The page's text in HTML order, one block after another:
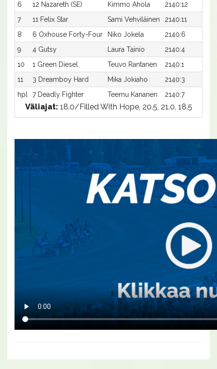
6
12 Nazareth (SE) Kimmo Ahola 2140:12
7
11 Felix Star Sami Vehviläinen 2140:11
8
6 Oxhouse Forty-Four Niko Jokela 2140:6
9
4 Gutsy Laura Tainio 2140:4
10
1 Green Diesel Teuvo Rantanen 2140:1
11
3 Dreamboy Hard Mika Jokiaho 2140:3
hpl
7 Deadly Fighter Teemu Kananen 2140:7
Väliajat: 18.0/Filled With Hope, 20.5, 21.0, 18.5